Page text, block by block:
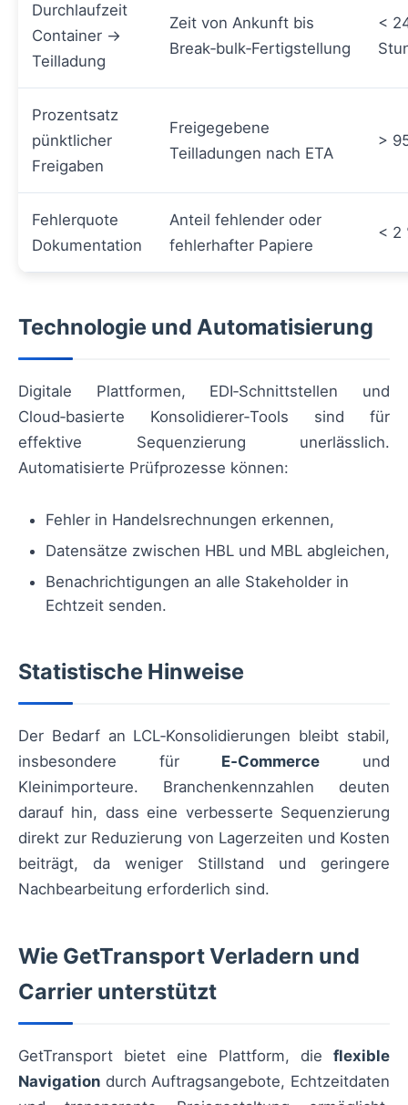
Durchlaufzeit
Container →
Teilladung
Zeit von Ankunft bis
Break‑bulk‑Fertigstellung
<
Prozentsatz
pünktlicher
Freigaben
Freigegebene
Teilladungen nach ETA
>
Fehlerquote
Dokumentation
Anteil fehlender oder
fehlerhafter Papiere
< 2
Technologie und Automatisierung
Digitale Plattformen, EDI‑Schnittstellen und
Cloud‑basierte Konsolidierer‑Tools sind für
effektive Sequenzierung unerlässlich.
Automatisierte Prüfprozesse können:
Fehler in Handelsrechnungen erkennen,
Datensätze zwischen HBL und MBL abgleichen,
Benachrichtigungen an alle Stakeholder in
Echtzeit senden.
Statistische Hinweise
Der Bedarf an LCL‑Konsolidierungen bleibt stabil,
insbesondere für E‑Commerce und
Kleinimporteure. Branchenkennzahlen deuten
darauf hin, dass eine verbesserte Sequenzierung
direkt zur Reduzierung von Lagerzeiten und Kosten
beiträgt, da weniger Stillstand und geringere
Nachbearbeitung erforderlich sind.
Wie GetTransport Verladern und
Carrier unterstützt
GetTransport bietet eine Plattform, die flexible
Navigation durch Auftragsangebote, Echtzeitdaten